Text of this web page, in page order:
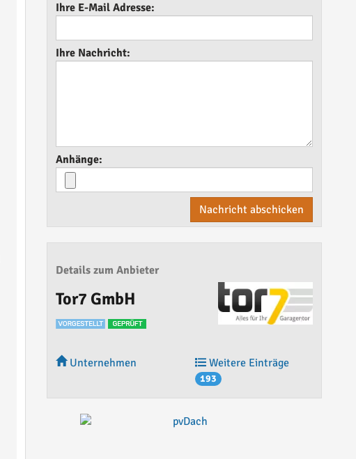
Ihre E-Mail Adresse:
Ihre Nachricht:
Anhänge:
Nachricht abschicken
Details zum Anbieter
Tor7 GmbH
Unternehmen Weitere Einträge
193